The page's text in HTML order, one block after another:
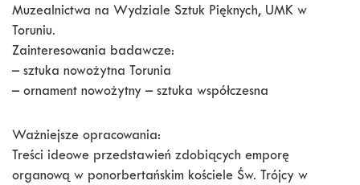
Muzealnictwa na Wydziale Sztuk Pięknych, UMK w
Toruniu.
Zainteresowania badawcze:
– sztuka nowożytna Torunia
– ornament nowożytny – sztuka współczesna
Ważniejsze opracowania:
Treści ideowe przedstawień zdobiących emporę
organową w ponorbertańskim kościele Św. Trójcy w